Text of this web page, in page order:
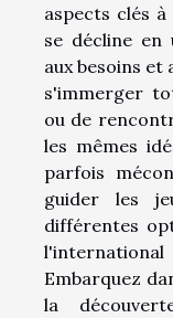
aspects clés
se décline en
aux besoins et
s'immerger
ou de
les mêmes
parfois
guider les
différentes
Embarquez
la